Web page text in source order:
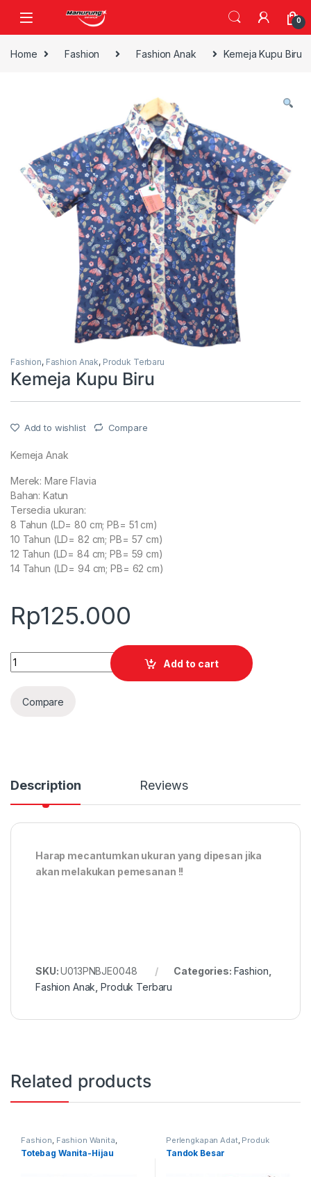
0
Home Fashion Fashion Anak Kemeja Kupu Biru
Fashion, Fashion Anak, Produk Terbaru
Kemeja Kupu Biru
Add to wishlist Compare
Kemeja Anak
Merek: Mare Flavia
Bahan: Katun
Tersedia ukuran:
8 Tahun (LD= 80 cm; PB= 51 cm)
10 Tahun (LD= 82 cm; PB= 57 cm)
12 Tahun (LD= 84 cm; PB= 59 cm)
14 Tahun (LD= 94 cm; PB= 62 cm)
Rp125.000
Quantity
Add to cart
Compare
Description Reviews
Harap mecantumkan ukuran yang dipesan jika
akan melakukan pemesanan !!
SKU:U013PNBJE0048 Categories: Fashion
Fashion Anak ,Produk Terbaru
Related products
Fashion, Fashion Wanita,
Produk Terbaru, Tas
Totebag Wanita-Hijau
Perlengkapan Adat, Produk
Terbaru, Tandok
Tandok Besar